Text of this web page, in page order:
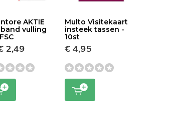
AKTIE
vulling
2,49
Multo Visitekaart
insteek tassen -
10st
€ 4,95